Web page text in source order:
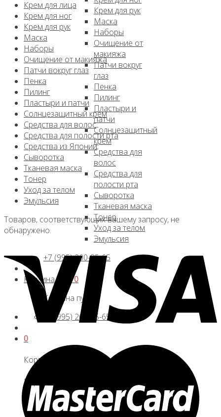
Крем для рук
Маска
Наборы
Очищение от
макияжа
Патчи вокруг
глаз
Пенка
Пилинг
Пластыри и
патчи
Солнцезащитный
крем
Средства для
волос
Средства для
полости рта
Сыворотка
Тканевая маска
Тонер
Уход за телом
Эмульсия
+7 (995) 260-85-65
Корзина /
0
Корзина пуста.
+7 (995) 260-85-65
0
Корзина
Корзина пуста.
Крем для лица
Крем для ног
Крем для рук
Маска
Наборы
Очищение от макияжа
Патчи вокруг глаз
Пенка
Пилинг
Пластыри и патчи
Солнцезащитный крем
Средства для волос
Средства для полости рта
Средства из Японии
Сыворотка
Тканевая маска
Тонер
Уход за телом
Эмульсия
Товаров, соответствующих вашему запросу, не
обнаружено.